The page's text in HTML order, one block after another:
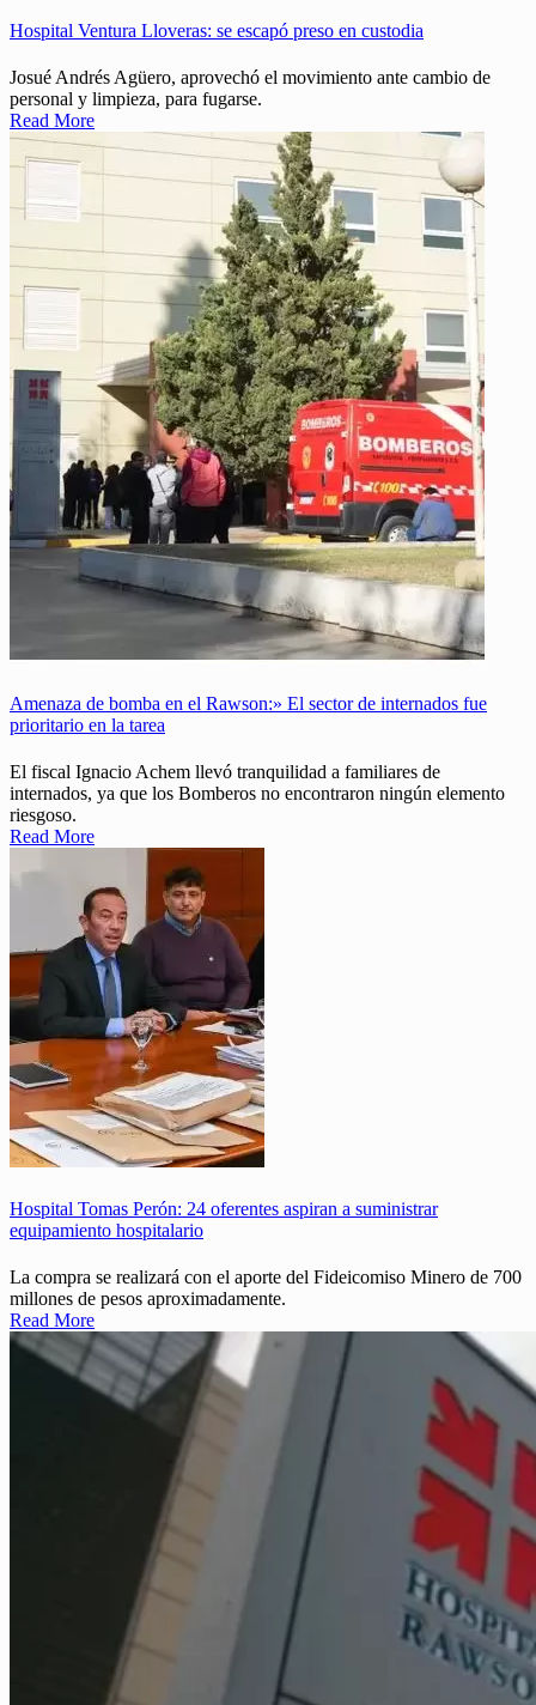
Hospital Ventura Lloveras: se escapó preso en custodia
Josué Andrés Agüero, aprovechó el movimiento ante cambio de
personal y limpieza, para fugarse.
Read More
Amenaza de bomba en el Rawson:» El sector de internados fue
prioritario en la tarea
El fiscal Ignacio Achem llevó tranquilidad a familiares de
internados, ya que los Bomberos no encontraron ningún elemento
riesgoso.
Read More
Hospital Tomas Perón: 24 oferentes aspiran a suministrar
equipamiento hospitalario
La compra se realizará con el aporte del Fideicomiso Minero de 700
millones de pesos aproximadamente.
Read More